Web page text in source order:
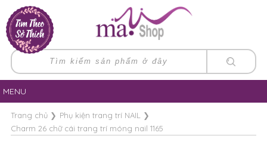
MENU
Trang chủ❯ Phụ kiện trang trí NAIL
❯
Charm 26 chữ cái trang trí móng nail 1165